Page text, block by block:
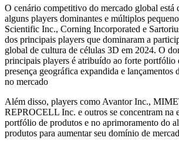
O cenário competitivo do mercado global está
alguns players dominantes e múltiplos
Scientific Inc., Corning Incorporated e
dos principais players que dominaram a
global de cultura de células 3D em 2024. O
principais players é atribuído ao forte portfólio
presença geográfica expandida e lançamentos
no mercado
Além disso, players como Avantor Inc.,
REPROCELL Inc. e outros se concentram na
portfólio de produtos e no aprimoramento do
produtos para aumentar seu domínio de